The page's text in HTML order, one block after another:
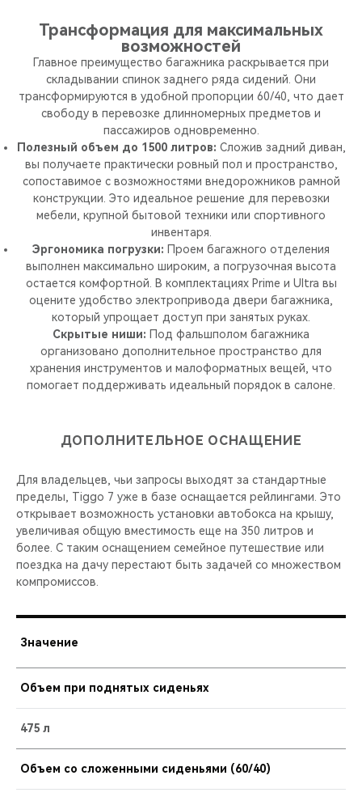
Трансформация для максимальных
возможностей
Главное преимущество багажника раскрывается при
складывании спинок заднего ряда сидений. Они
трансформируются в удобной пропорции 60/40, что дает
свободу в перевозке длинномерных предметов и
пассажиров одновременно.
Полезный объем до 1500 литров: Сложив задний диван,
вы получаете практически ровный пол и пространство,
сопоставимое с возможностями внедорожников рамной
конструкции. Это идеальное решение для перевозки
мебели, крупной бытовой техники или спортивного
инвентаря.
Эргономика погрузки: Проем багажного отделения
выполнен максимально широким, а погрузочная высота
остается комфортной. В комплектациях Prime и Ultra вы
оцените удобство электропривода двери багажника,
который упрощает доступ при занятых руках.
Скрытые ниши: Под фальшполом багажника
организовано дополнительное пространство для
хранения инструментов и малоформатных вещей, что
помогает поддерживать идеальный порядок в салоне.
ДОПОЛНИТЕЛЬНОЕ ОСНАЩЕНИЕ
Для владельцев, чьи запросы выходят за стандартные
пределы, Tiggo 7 уже в базе оснащается рейлингами. Это
открывает возможность установки автобокса на крышу,
увеличивая общую вместимость еще на 350 литров и
более. С таким оснащением семейное путешествие или
поездка на дачу перестают быть задачей со множеством
компромиссов.
Значение
Объем при поднятых сиденьях
475 л
Объем со сложенными сиденьями (60/40)